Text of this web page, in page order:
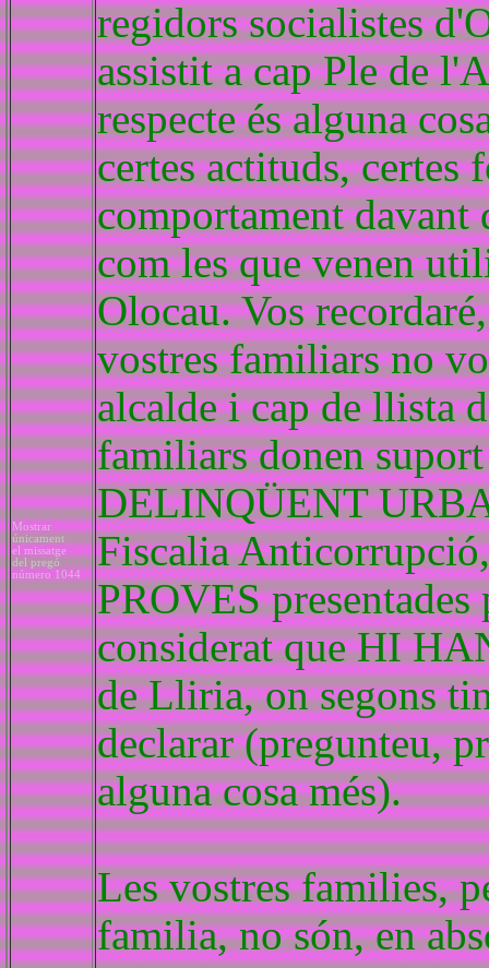
Mostrar
únicament
el missatge
del pregó
número 1044
regidors socialistes
assistit a cap Ple de
respecte és alguna
certes actituds, certes
comportament davant
com les que venen
Olocau. Vos
vostres familiars no
alcalde i cap de llista
familiars donen
DELINQÜENT
Fiscalia
PROVES
considerat que HI
de Lliria, on segons
declarar (pregunteu,
alguna cosa més).
Les vostres families,
familia, no són, en